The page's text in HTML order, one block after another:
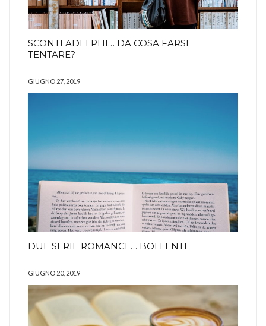
SCONTI ADELPHI… DA COSA FARSI
TENTARE?
GIUGNO 27, 2019
DUE SERIE ROMANCE… BOLLENTI
GIUGNO 20, 2019